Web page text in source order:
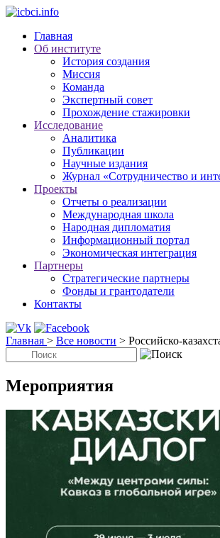
Главная
Об институте
История создания
Миссия
Команда
Экспертный совет
Прохождение стажировки
Исследование
Аналитика
Публикации
Научные издания
Журнал «Сотрудничество и
Проекты
Отчеты о реализации
Международная школа
Народная дипломатия
Информационный портал
Экономическая интеграция
Партнеры
Стратегические партнеры
Фонды и грантодатели
Контакты
Главная > Все новости > Российско-
Мероприятия